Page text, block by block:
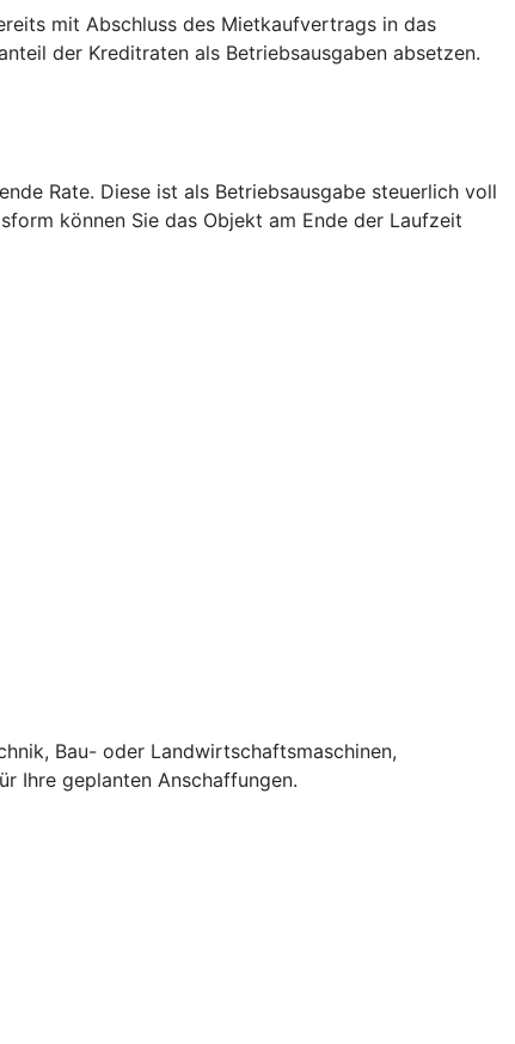
mit Abschluss des Mietkaufvertrags in das
der Kreditraten als Betriebsausgaben absetzen.
Rate. Diese ist als Betriebsausgabe steuerlich voll
können Sie das Objekt am Ende der Laufzeit
Bau- oder Landwirtschaftsmaschinen,
Ihre geplanten Anschaffungen.